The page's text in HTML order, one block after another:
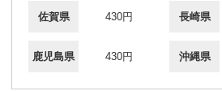
佐賀県 430円 長崎県
鹿児島県 430円 沖縄県